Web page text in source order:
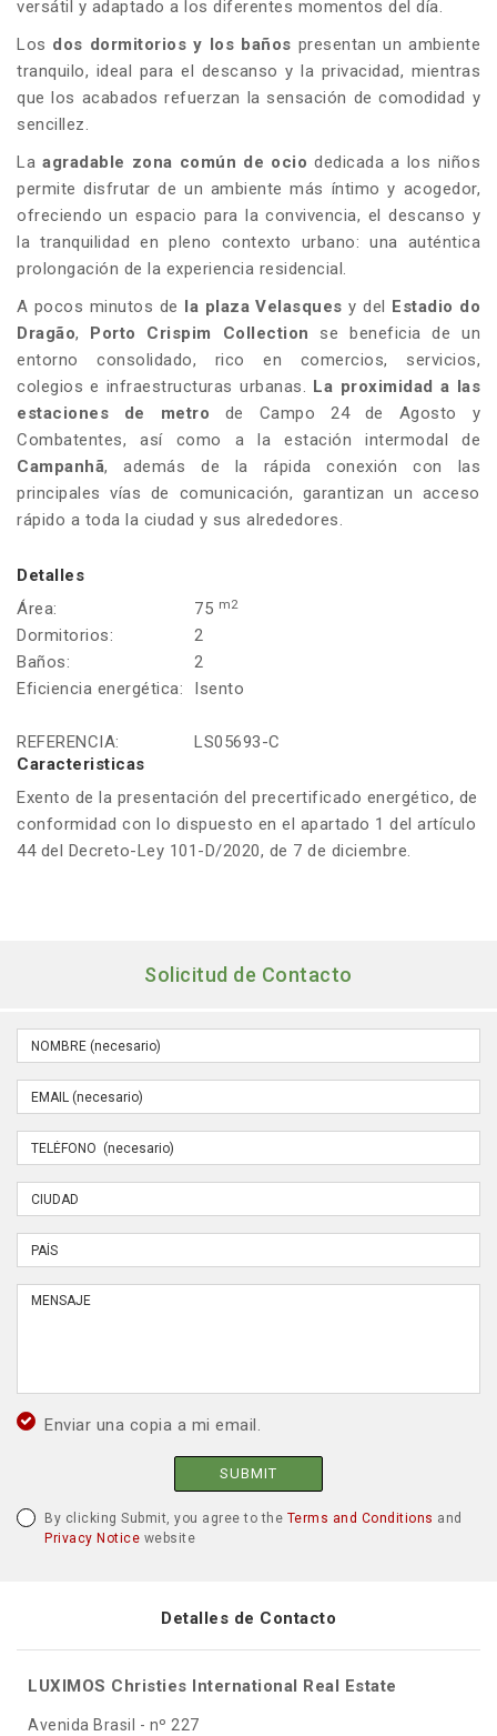
versátil y adaptado a los diferentes momentos del día.
Los dos dormitorios y los baños presentan un ambiente
tranquilo, ideal para el descanso y la privacidad, mientras
que los acabados refuerzan la sensación de comodidad y
sencillez.
Laagradable zona común de ocio dedicada a los niños
permite disfrutar de un ambiente más íntimo y acogedor,
ofreciendo un espacio para la convivencia, el descanso y
la tranquilidad en pleno contexto urbano: una auténtica
prolongación de la experiencia residencial.
A pocos minutos de
la plaza Velasques y del
Estadio do
Dragão, Porto Crispim Collection se beneficia de un
entorno consolidado, rico en comercios, servicios,
colegios e infraestructuras urbanas. La proximidad a las
estaciones de metro de Campo 24 de Agosto y
Combatentes, así como a la estación intermodal de
Campanhã, además de la rápida conexión con las
principales vías de comunicación, garantizan un acceso
rápido a toda la ciudad y sus alrededores.
Detalles
Área:
75 m2
Dormitorios:
2
Baños:
2
Eficiencia energética:
Isento
REFERENCIA:
LS05693-C
Caracteristicas
Exento de la presentación del precertificado energético, de
conformidad con lo dispuesto en el apartado 1 del artículo
44 del Decreto-Ley 101-D/2020, de 7 de diciembre.
Solicitud de Contacto
Enviar una copia a mi email.
SUBMIT
By clicking Submit, you agree to the Terms and Conditions and
Privacy Notice website
Detalles de Contacto
LUXIMOS Christies International Real Estate
Avenida Brasil - nº 227